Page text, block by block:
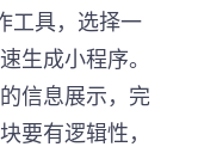
工具，选择一
生成小程序。
信息展示，完
要有逻辑性，